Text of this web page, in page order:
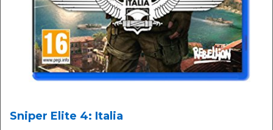
Sniper Elite 4: Italia